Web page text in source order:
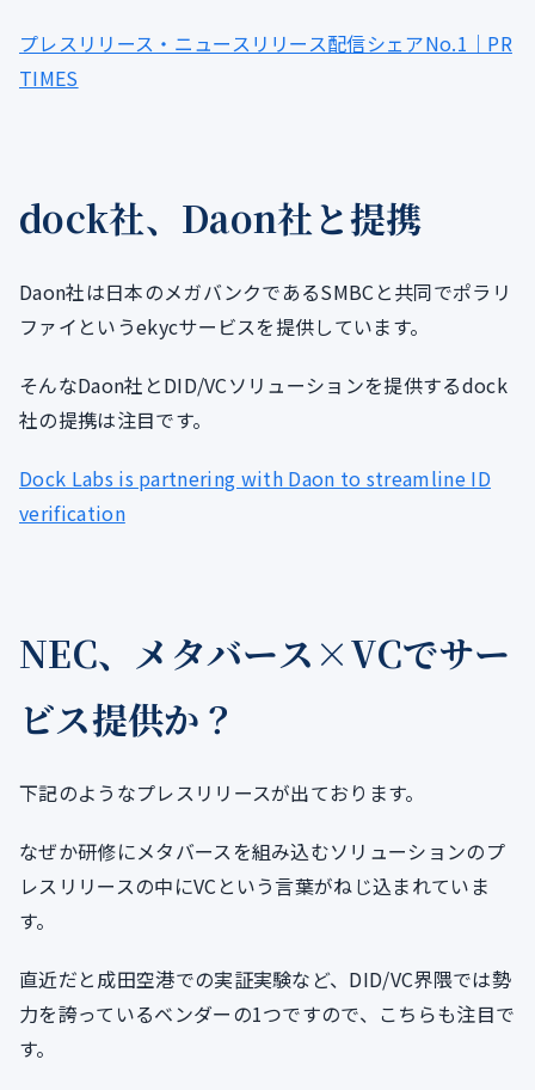
プレスリリース・ニュースリリース配信シェアNo.1｜PR
TIMES
dock社、Daon社と提携
Daon社は日本のメガバンクであるSMBCと共同でポラリ
ファイというekycサービスを提供しています。
そんなDaon社とDID/VCソリューションを提供するdock
社の提携は注目です。
Dock Labs is partnering with Daon to streamline ID
verification
NEC、メタバース×VCでサー
ビス提供か？
下記のようなプレスリリースが出ております。
なぜか研修にメタバースを組み込むソリューションのプ
レスリリースの中にVCという言葉がねじ込まれていま
す。
直近だと成田空港での実証実験など、DID/VC界隈では勢
力を誇っているベンダーの1つですので、こちらも注目で
す。